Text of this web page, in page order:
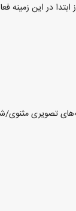
است. مؤسساتی که
تصویری مثنوی/